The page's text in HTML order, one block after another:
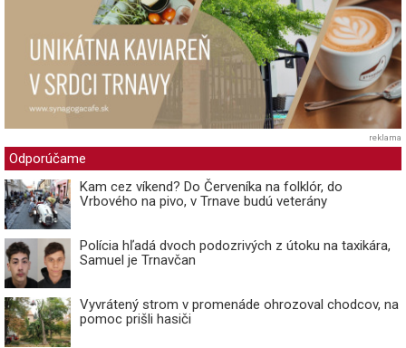
reklama
Odporúčame
Kam cez víkend? Do Červeníka na folklór, do
Vrbového na pivo, v Trnave budú veterány
Polícia hľadá dvoch podozrivých z útoku na taxikára,
Samuel je Trnavčan
Vyvrátený strom v promenáde ohrozoval chodcov, na
pomoc prišli hasiči